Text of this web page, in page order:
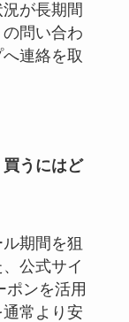
が長期間
問い合わ
連絡を取
うにはど
期間を狙
公式サイ
ポンを活用
常より安